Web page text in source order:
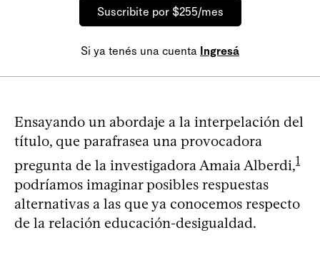
Suscribite por $255/mes
Si ya tenés una cuenta Ingresá
Ensayando un abordaje a la interpelación del
título, que parafrasea una provocadora
pregunta de la investigadora Amaia Alberdi,1
podríamos imaginar posibles respuestas
alternativas a las que ya conocemos respecto
de la relación educación-desigualdad.